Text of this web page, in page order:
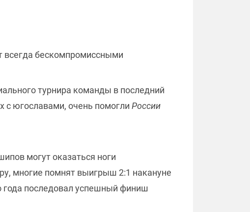
всегда бескомпромиссными
турнира команды в последний
с югославами, очень помогли России
могут оказаться ноги
многие помнят выигрыш 2:1 накануне
года последовал успешный финиш